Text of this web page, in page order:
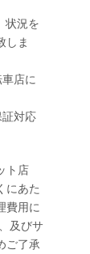
状況を
しま
店に
対応
ト店
にあた
費用に
及びサ
ご了承